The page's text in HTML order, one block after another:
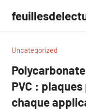
contenu
Uncategorized
PVC :
chaque